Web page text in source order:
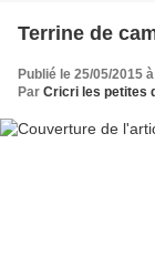
Terrine de
Publié le 25/05/2015
Par Cricri les petites